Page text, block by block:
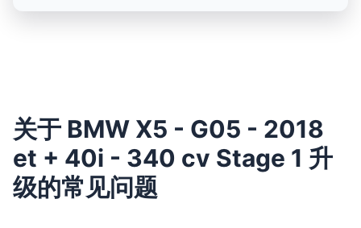
关于 BMW X5 - G05 - 2018
et + 40i - 340 cv Stage 1 升
级的常见问题